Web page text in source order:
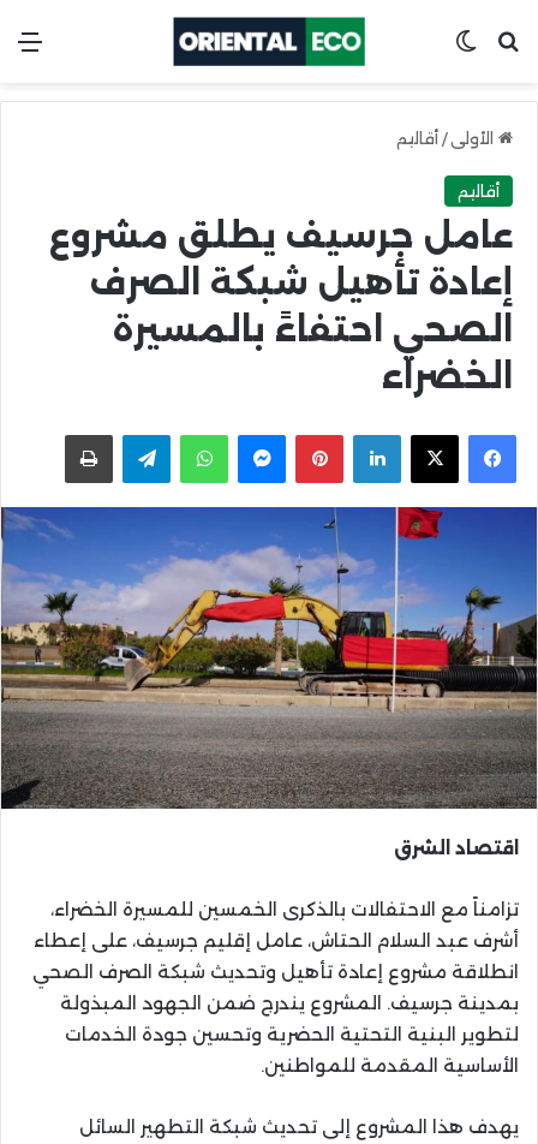
ابحث عنSwitch skin
الأولى / أقاليم
أقاليم
عامل جرسيف يطلق مشروع
إعادة تأهيل شبكة الصرف
الصحي احتفاءً بالمسيرة
الخضراء
Facebook
X
LinkedIn
Pinterest
Messenger
WhatsApp
Telegramاطبعها
اقتصاد الشرق
تزامناً مع الاحتفالات بالذكرى الخمسين للمسيرة الخضراء،
أشرف عبد السلام الحتاش، عامل إقليم جرسيف، على إعطاء
انطلاقة مشروع إعادة تأهيل وتحديث شبكة الصرف الصحي
بمدينة جرسيف. المشروع يندرج ضمن الجهود المبذولة
لتطوير البنية التحتية الحضرية وتحسين جودة الخدمات
الأساسية المقدمة للمواطنين.
يهدف هذا المشروع إلى تحديث شبكة التطهير السائل